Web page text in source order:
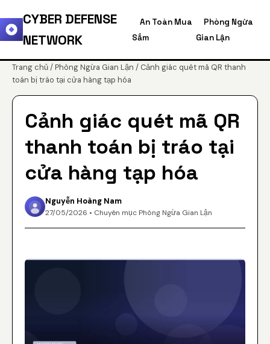
CYBER DEFENSE
NETWORK
An Toàn Mua
Sắm
Phòng Ngừa
Gian Lận
Trang chủ/Phòng Ngừa Gian Lận / Cảnh giác quét mã QR thanh
toán bị tráo tại cửa hàng tạp hóa
Cảnh giác quét mã QR
thanh toán bị tráo tại
cửa hàng tạp hóa
Nguyễn Hoàng Nam
27/05/2026 • Chuyên mục Phòng Ngừa Gian Lận